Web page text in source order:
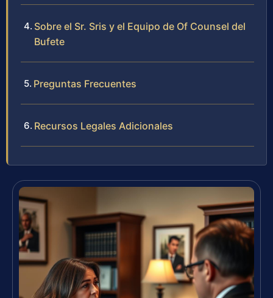
Sobre el Sr. Sris y el Equipo de Of Counsel del
Bufete
Preguntas Frecuentes
Recursos Legales Adicionales